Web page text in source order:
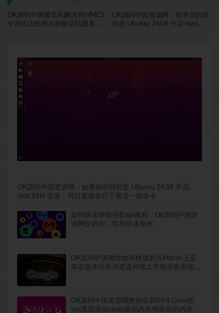
OK源码中国傻瓜化解决WHMCS
中国无法使用谷歌验证码服务
OK源码中国资源网：如果你的目
的是 Ubuntu 24.04 开启 root
OK源码中国资源网：如果你的目的是 Ubuntu 24.04 开启
root SSH 登录，可以直接执行下面这一组命令
如何快读获得谷歌api教程，Ok源码中国资
源网告诉你，简单快速操作
OK源码中国教你如何快速的在Macos上安
装老版本谷歌浏览器和禁止升级谷歌浏览器
OK源码中国资源网教你在2026年Linux的
vps里面添加swap虚拟内存增加你的内存